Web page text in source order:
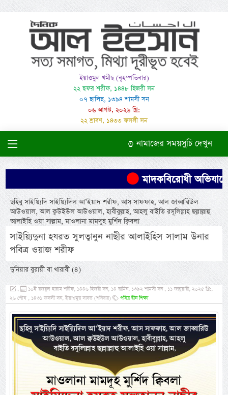
ইয়াওমুল খমীছ (বৃহস্পতিবার)
২২ ছফর শরীফ, ১৪৪৮ হিজরী সন
০৭ ছালিছ, ১৩৯৪ শামসী সন
০৬ আগস্ট, ২০২৬ খ্রি:
২২ শ্রাবণ, ১৪৩৩ ফসলী সন
নামাজের সময়সুচি দেখুন
মাদকবিরোধী
ছহিবু সাইয়্যিদি সাইয়্যিদিল আ’ইয়াদ শরীফ, আস সাফফাহ, আল জাব্বারিউল
আউওয়াল, আল ক্বউইউল আউওয়াল, হাবীবুল্লাহ, আহলু বাইতি রসূলিল্লাহ ছল্লাল্লাহু
আলাইহি ওয়া সাল্লাম, মাওলানা মামদূহ মুর্শিদ ক্বিবলা
সাইয়্যিদুনা হযরত সুলত্বানুন নাছীর আলাইহিস সালাম উনার
পবিত্র ওয়াজ শরীফ
দুনিয়ার বুরায়ী বা খারাবী (৪)
,
১০ই রজবুল হারাম শরীফ, ১৪৪৬ হিজরী সন, ১৪ ছামিন, ১৩৯২ শামসী সন , ১১ জানুয়ারী, ২০২৫ খ্রি:,
২৬ পৌষ , ১৪৩১ ফসলী সন, ইয়াওমুছ সাবত (শনিবার)
পবিত্র দ্বীন শিক্ষা